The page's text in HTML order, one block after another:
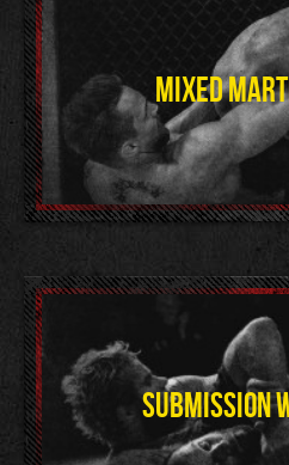
MIXED
SUBMISSION